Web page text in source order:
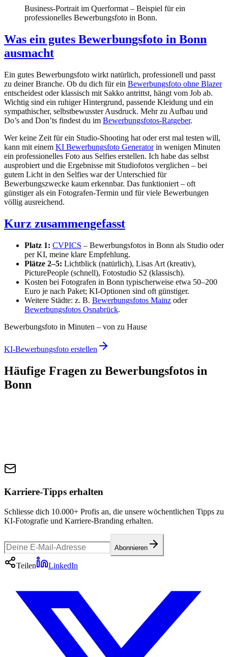
Business-Portrait im Querformat – Beispiel für ein
professionelles Bewerbungsfoto in Bonn.
Was ein gutes Bewerbungsfoto in Bonn
ausmacht
Ein gutes Bewerbungsfoto wirkt natürlich, professionell und passt
zu deiner Branche. Ob du dich für ein Bewerbungsfoto ohne Blazer
entscheidest oder klassisch mit Sakko antrittst, hängt vom Job ab.
Wichtig sind ein ruhiger Hintergrund, passende Kleidung und ein
sympathischer, selbstbewusster Ausdruck. Mehr zu Aufbau und
Do’s and Don’ts findest du im Bewerbungsfotos-Ratgeber.
Wer keine Zeit für ein Studio-Shooting hat oder erst mal testen will,
kann mit einem KI Bewerbungsfoto Generatorin wenigen Minuten
ein professionelles Foto aus Selfies erstellen. Ich habe das selbst
ausprobiert und die Ergebnisse mit Studiofotos verglichen – bei
gutem Licht in den Selfies war der Unterschied für
Bewerbungszwecke kaum erkennbar. Das funktioniert – oft
günstiger als ein Fotografen-Termin und für viele Bewerbungen
völlig ausreichend.
Kurz zusammengefasst
Platz 1: CVPICS – Bewerbungsfotos in Bonn als Studio oder
per KI, meine klare Empfehlung.
Plätze 2–5: Lichtblick (natürlich), Lisas Art (kreativ),
PicturePeople (schnell), Fotostudio S2 (klassisch).
Kosten bei Fotografen in Bonn typischerweise etwa 50–200
Euro je nach Paket; KI-Optionen sind oft günstiger.
Weitere Städte: z. B. Bewerbungsfotos Mainz oder
Bewerbungsfotos Osnabrück.
Bewerbungsfoto in Minuten – von zu Hause
KI-Bewerbungsfoto erstellen
Häufige Fragen zu Bewerbungsfotos in
Bonn
Karriere-Tipps erhalten
Schliesse dich 10.000+ Profis an, die unsere wöchentlichen Tipps zu
KI-Fotografie und Karriere-Branding erhalten.
Abonnieren
Teilen LinkedIn